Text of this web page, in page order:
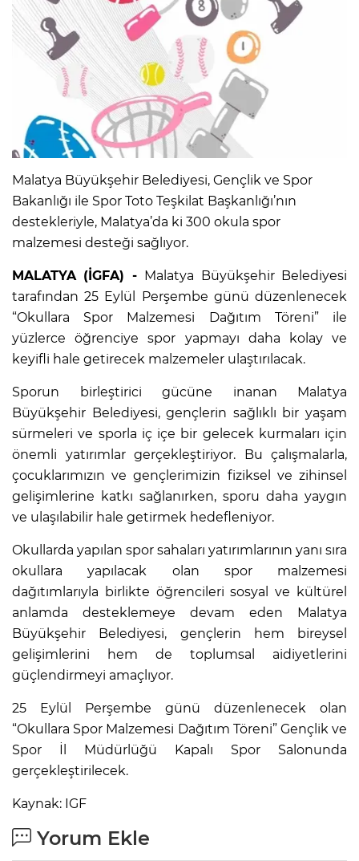
Malatya Büyükşehir Belediyesi, Gençlik ve Spor
Bakanlığı ile Spor Toto Teşkilat Başkanlığı’nın
destekleriyle, Malatya’da ki 300 okula spor
malzemesi desteği sağlıyor.
MALATYA (İGFA) - Malatya Büyükşehir Belediyesi
tarafından 25 Eylül Perşembe günü düzenlenecek
“Okullara Spor Malzemesi Dağıtım Töreni” ile
yüzlerce öğrenciye spor yapmayı daha kolay ve
keyifli hale getirecek malzemeler ulaştırılacak.
Sporun birleştirici gücüne inanan Malatya
Büyükşehir Belediyesi, gençlerin sağlıklı bir yaşam
sürmeleri ve sporla iç içe bir gelecek kurmaları için
önemli yatırımlar gerçekleştiriyor. Bu çalışmalarla,
çocuklarımızın ve gençlerimizin fiziksel ve zihinsel
gelişimlerine katkı sağlanırken, sporu daha yaygın
ve ulaşılabilir hale getirmek hedefleniyor.
Okullarda yapılan spor sahaları yatırımlarının yanı sıra
okullara yapılacak olan spor malzemesi
dağıtımlarıyla birlikte öğrencileri sosyal ve kültürel
anlamda desteklemeye devam eden Malatya
Büyükşehir Belediyesi, gençlerin hem bireysel
gelişimlerini hem de toplumsal aidiyetlerini
güçlendirmeyi amaçlıyor.
25 Eylül Perşembe günü düzenlenecek olan
“Okullara Spor Malzemesi Dağıtım Töreni” Gençlik ve
Spor İl Müdürlüğü Kapalı Spor Salonunda
gerçekleştirilecek.
Kaynak: IGF
Yorum Ekle